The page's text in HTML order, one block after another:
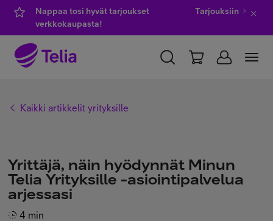
Nappaa tosi hyvät tarjoukset
verkkokaupasta!
Tarjouksiin
IT-palvelut
Kaikki artikkelit yrityksille
Yrittäjä, näin hyödynnät Minun
Telia Yrityksille -asiointipalvelua
arjessasi
4 min